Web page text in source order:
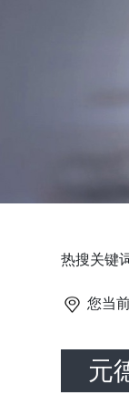
热搜关键
您当
元